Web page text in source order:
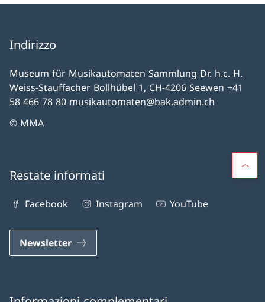
Indirizzo
Museum für Musikautomaten Sammlung Dr. h.c. H.
Weiss-Stauffacher Bollhübel 1, CH-4206 Seewen +41
58 466 78 80 musikautomaten@bak.admin.ch
© MMA
Restate informati
Facebook Instagram YouTube
Newsletter